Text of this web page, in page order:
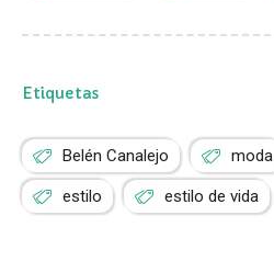
Etiquetas
Belén Canalejo moda
estilo estilo de vida